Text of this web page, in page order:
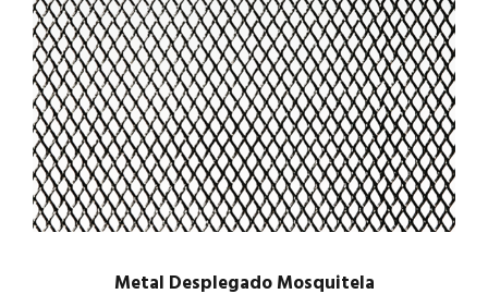
Metal Desplegado Mosquitela